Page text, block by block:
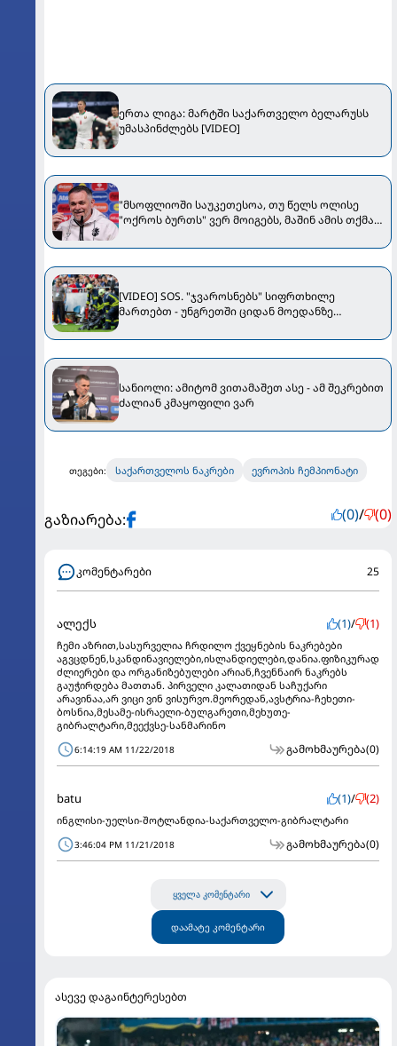
ერთა ლიგა: მარტში საქართველო ბელარუსს
უმასპინძლებს [VIDEO]
"მსოფლიოში საუკეთესოა, თუ წელს ოლისე
"ოქროს ბურთს" ვერ მოიგებს, მაშინ ამის თქმა
[VIDEO] SOS. "ჯვაროსნებს" სიფრთხილე
მართებთ - უნგრეთში ციდან მოედანზე
სანიოლი: ამიტომ ვითამაშეთ ასე - ამ შეკრებით
ძალიან კმაყოფილი ვარ
თეგები: საქართველოს ნაკრები ევროპის ჩემპიონატი
გაზიარება: (0)/ (0)
კომენტარები 25
ალექს (1)/ (1)
ჩემი აზრით,სასურველია ჩრდილო ქვეყნების ნაკრებები
აგვცდნენ,სკანდინავიელები,ისლანდიელები,დანია.ფიზიკურად
ძლიერები და ორგანიზებულები არიან,ჩვენნაირ ნაკრებს
გაუჭირდება მათთან. პირველი კალათიდან საჩუქარი
არავინაა,არ ვიცი ვინ ვისურვო.მეორედან,ავსტრია-ჩეხეთი-
ბოსნია,მესამე-ისრაელი-ბულგარეთი,მეხუთე-
გიბრალტარი,მეექვსე-სანმარინო
6:14:19 AM 11/22/2018 გამოხმაურება(0)
batu (1)/ (2)
ინგლისი-უელსი-შოტლანდია-საქართველო-გიბრალტარი
3:46:04 PM 11/21/2018 გამოხმაურება(0)
ყველა კომენტარი
დაამატე კომენტარი
ასევე დაგაინტერესებთ